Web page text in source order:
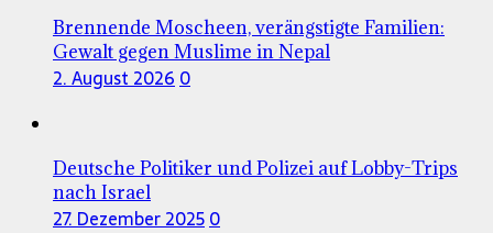
Brennende Moscheen, verängstigte Familien:
Gewalt gegen Muslime in Nepal
2. August 20260
Deutsche Politiker und Polizei auf Lobby-Trips
nach Israel
27. Dezember 20250